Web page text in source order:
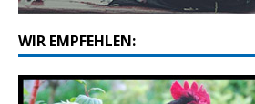
WIR EMPFEHLEN: